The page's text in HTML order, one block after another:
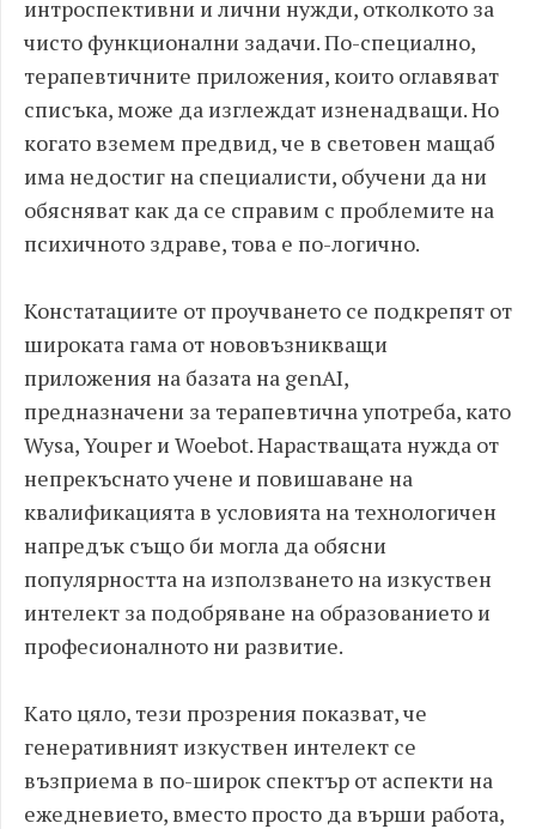
интроспективни и лични нужди, отколкото за
чисто функционални задачи. По-специално,
терапевтичните приложения, които оглавяват
списъка, може да изглеждат изненадващи. Но
когато вземем предвид, че в световен мащаб
има недостиг на специалисти, обучени да ни
обясняват как да се справим с проблемите на
психичното здраве, това е по-логично.
Констатациите от проучването се подкрепят от
широката гама от нововъзникващи
приложения на базата на genAI,
предназначени за терапевтична употреба, като
Wysa, Youper и Woebot. Нарастващата нужда от
непрекъснато учене и повишаване на
квалификацията в условията на технологичен
напредък също би могла да обясни
популярността на използването на изкуствен
интелект за подобряване на образованието и
професионалното ни развитие.
Като цяло, тези прозрения показват, че
генеративният изкуствен интелект се
възприема в по-широк спектър от аспекти на
ежедневието, вместо просто да върши работа,